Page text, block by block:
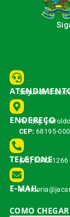
Segunda à
ENDEREÇO
Av. Brg.
CEP: 68195-000
TELEFONE
(93) 3542-1266
E-MAIL
COMO